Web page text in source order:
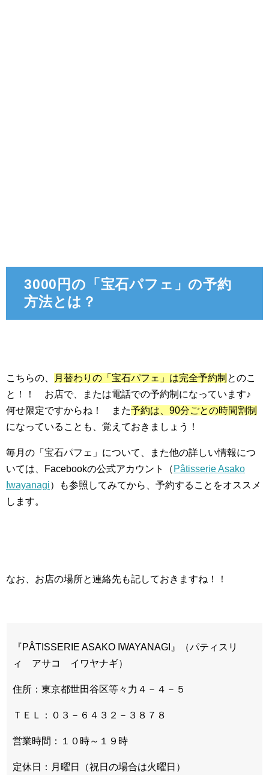
3000円の「宝石パフェ」の予約
方法とは？
こちらの、 月替わりの「宝石パフェ」は完全予約制 とのこ
と！！ お店で、または電話での予約制になっています♪
何せ限定ですからね！ また予約は、90分ごとの時間割制
になっていることも、覚えておきましょう！
毎月の「宝石パフェ」について、また他の詳しい情報につ
いては、Facebookの公式アカウント（ Pâtisserie Asako
Iwayanagi）も参照してみてから、予約することをオススメ
します。
なお、お店の場所と連絡先も記しておきますね！！
『PÂTISSERIE ASAKO IWAYANAGI』（パティスリ
ィ アサコ イワヤナギ）
住所：東京都世田谷区等々力４－４－５
ＴＥＬ：０３－６４３２－３８７８
営業時間：１０時～１９時
定休日：月曜日（祝日の場合は火曜日）